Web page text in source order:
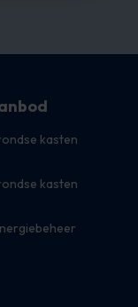
kasten
kasten